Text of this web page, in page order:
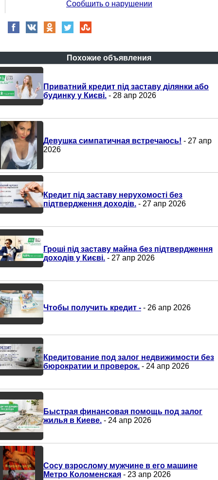
Сообщить о нарушении
Похожие объявления
Приватний кредит під заставу ділянки або
будинку у Києві. - 28 апр 2026
Девушка симпатичная встречаюсь! - 27 апр
2026
Кредит під заставу нерухомості без
підтвердження доходів. - 27 апр 2026
Гроші під заставу майна без підтвердження
доходів у Києві. - 27 апр 2026
Чтобы получить кредит - - 26 апр 2026
Кредитование под залог недвижимости без
бюрократии и проверок. - 24 апр 2026
Быстрая финансовая помощь под залог
жилья в Киеве. - 24 апр 2026
Сосу взрослому мужчине в его машине
Метро Коломенская - 23 апр 2026